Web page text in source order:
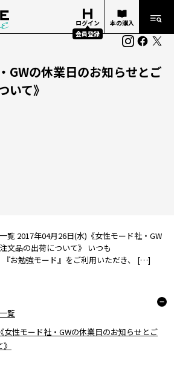
ログイン
会員登録
本の購入
GWの休業日のお知らせとご
いて》
覧 2017年04月26日(水)《女性モード社・GW
文品の出荷について》 いつも
『お勉強モード』をご利用いただき、 […]
覧
女性モード社・GWの休業日のお知らせとご